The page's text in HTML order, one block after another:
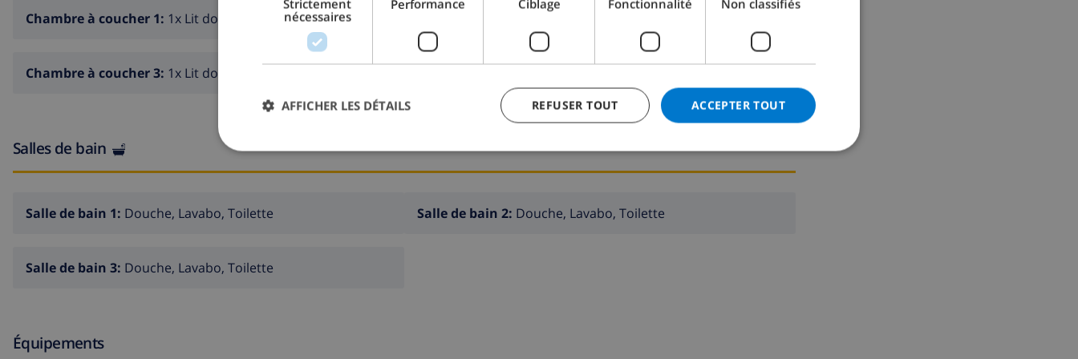
Chambre à coucher 1: 1x Lit double
Chambre à coucher 3: 1x Lit double
Salles de bain
Salle de bain 1: Douche, Lavabo, Toilette Salle de bain 2: Douche, Lavabo, Toilette
Salle de bain 3: Douche, Lavabo, Toilette
Équipements
CATALAN
DANISH
Strictement
nécessaires
Performance Ciblage Fonctionnalité Non classifiés
ACCEPTER TOUT
REFUSER TOUT
AFFICHER LES DÉTAILS